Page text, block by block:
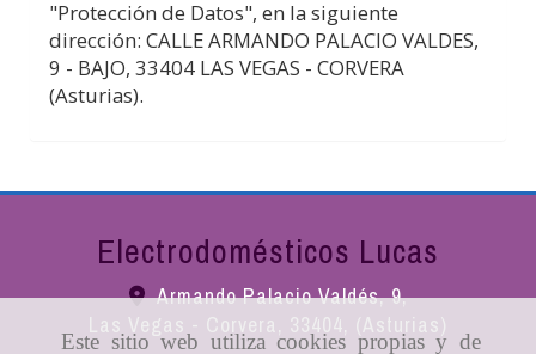
Este sitio web utiliza cookies propias y de
"Protección de Datos", en la siguiente
dirección: CALLE ARMANDO PALACIO VALDES,
9 - BAJO, 33404 LAS VEGAS - CORVERA
(Asturias).
Electrodomésticos Lucas
Armando Palacio Valdés, 9,
Las Vegas - Corvera, 33404, (Asturias)